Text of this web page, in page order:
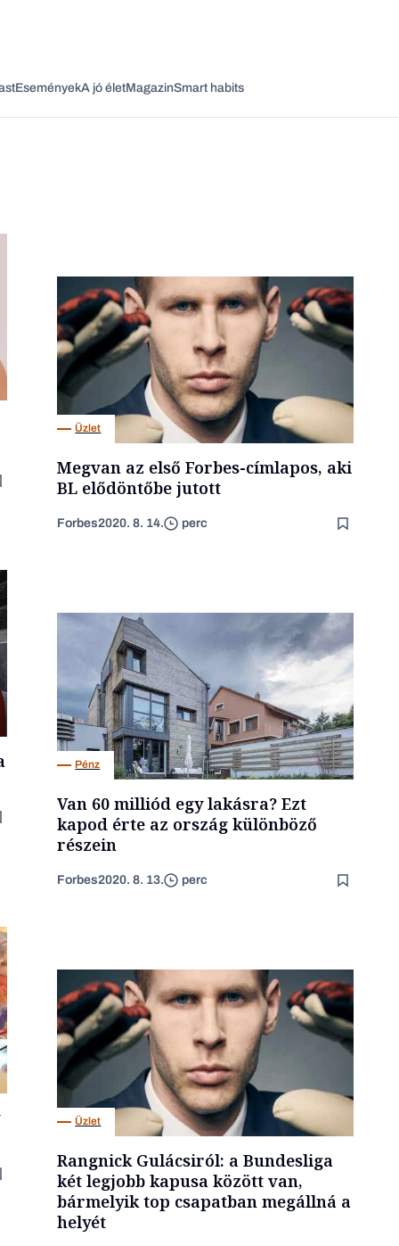
Vagy fedezze fel a következő témákat
Üzlet Pénz Zöld Legyél jobb!
EseményekA jó életMagazinSmart habits
Üzlet
Megvan az első Forbes-címlapos, aki
BL elődöntőbe jutott
Forbes2020. 8. 14. perc
Pénz
Van 60 milliód egy lakásra? Ezt
kapod érte az ország különböző
részein
Forbes2020. 8. 13. perc
Üzlet
Rangnick Gulácsiról: a Bundesliga
két legjobb kapusa között van,
bármelyik top csapatban megállná a
helyét